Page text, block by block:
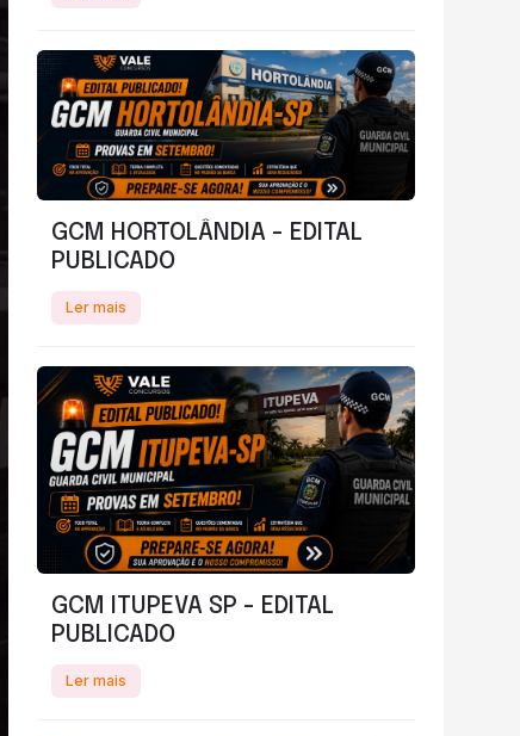
GCM HORTOLÂNDIA - EDITAL
PUBLICADO
Ler mais
GCM ITUPEVA SP - EDITAL
PUBLICADO
Ler mais